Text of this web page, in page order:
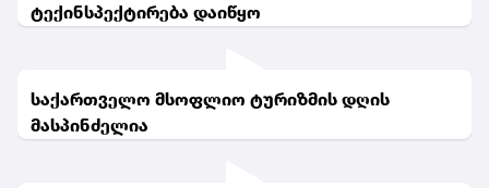
ტექინსპექტირება დაიწყო
საქართველო მსოფლიო ტურიზმის დღის
მასპინძელია